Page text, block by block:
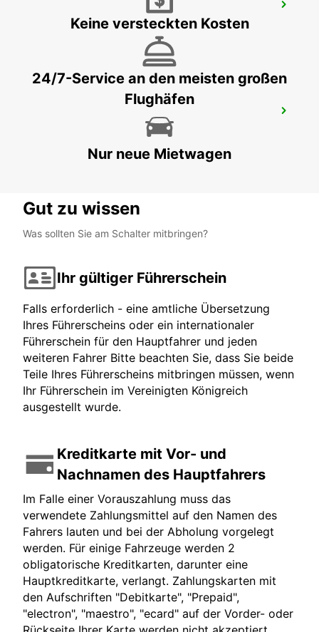
HAMBURG HAMMERBROOK
HAMBURG - GERMANY
HAMBURG FLUGHAFEN
Keine versteckten Kosten
24/7-Service an den meisten großen
Flughäfen
Nur neue Mietwagen
Gut zu wissen
Was sollten Sie am Schalter mitbringen?
Ihr gültiger Führerschein
Falls erforderlich - eine amtliche Übersetzung
Ihres Führerscheins oder ein internationaler
Führerschein für den Hauptfahrer und jeden
weiteren Fahrer Bitte beachten Sie, dass Sie beide
Teile Ihres Führerscheins mitbringen müssen, wenn
Ihr Führerschein im Vereinigten Königreich
ausgestellt wurde.
Kreditkarte mit Vor- und
Nachnamen des Hauptfahrers
Im Falle einer Vorauszahlung muss das
verwendete Zahlungsmittel auf den Namen des
Fahrers lauten und bei der Abholung vorgelegt
werden. Für einige Fahrzeuge werden 2
obligatorische Kreditkarten, darunter eine
Hauptkreditkarte, verlangt. Zahlungskarten mit
den Aufschriften "Debitkarte", "Prepaid",
"electron", "maestro", "ecard" auf der Vorder- oder